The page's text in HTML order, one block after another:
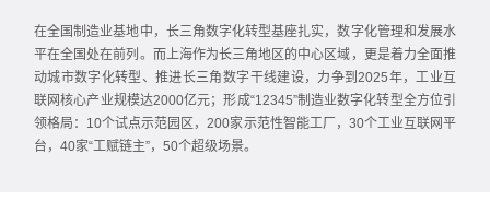
在全国制造业基地中，长三角数字化转型基座扎实，数字化管理和发展水
平在全国处在前列。而上海作为长三角地区的中心区域，更是着力全面推
动城市数字化转型、推进长三角数字干线建设，力争到2025年，工业互
联网核心产业规模达2000亿元；形成“12345”制造业数字化转型全方位引
领格局：10个试点示范园区，200家示范性智能工厂，30个工业互联网平
台，40家“工赋链主”，50个超级场景。